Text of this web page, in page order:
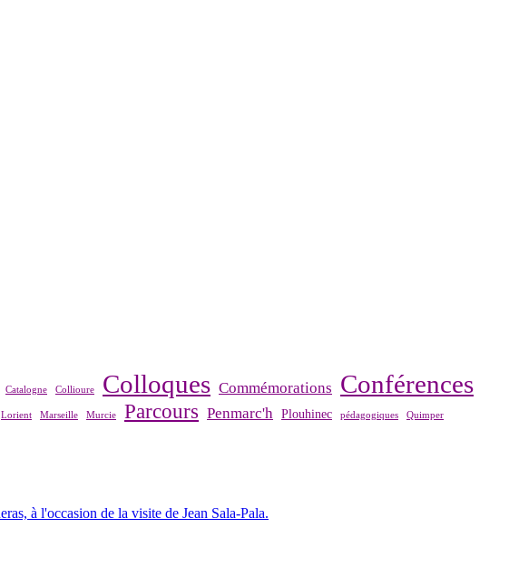
Catalogne Collioure Colloques Commémorations Conférences
Lorient Marseille Murcie Parcours Penmarc'h Plouhinec pédagogiques Quimper